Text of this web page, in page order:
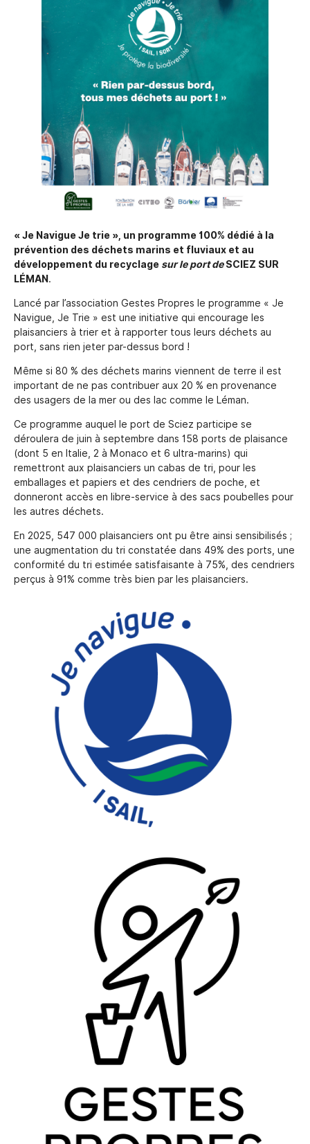
« Je Navigue Je trie », un programme 100% dédié à la
prévention des déchets marins et fluviaux et au
développement du recyclage sur le port deSCIEZ SUR
LÉMAN .
Lancé par l’association Gestes Propres le programme « Je
Navigue, Je Trie » est une initiative qui encourage les
plaisanciers à trier et à rapporter tous leurs déchets au
port, sans rien jeter par-dessus bord !
Même si 80 % des déchets marins viennent de terre il est
important de ne pas contribuer aux 20 % en provenance
des usagers de la mer ou des lac comme le Léman.
Ce programme auquel le port de Sciez participe se
déroulera de juin à septembre dans 158 ports de plaisance
(dont 5 en Italie, 2 à Monaco et 6 ultra-marins) qui
remettront aux plaisanciers un cabas de tri, pour les
emballages et papiers et des cendriers de poche, et
donneront accès en libre-service à des sacs poubelles pour
les autres déchets.
En 2025, 547 000 plaisanciers ont pu être ainsi sensibilisés ;
une augmentation du tri constatée dans 49% des ports, une
conformité du tri estimée satisfaisante à 75%, des cendriers
perçus à 91% comme très bien par les plaisanciers.